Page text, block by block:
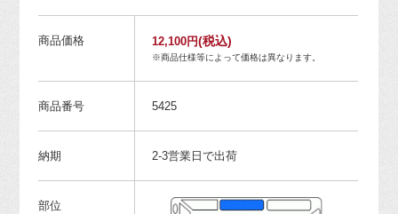
商品価格 12,100円(税込)
※商品仕様等によって価格は異なります。
商品番号 5425
納期 2-3営業日で出荷
部位